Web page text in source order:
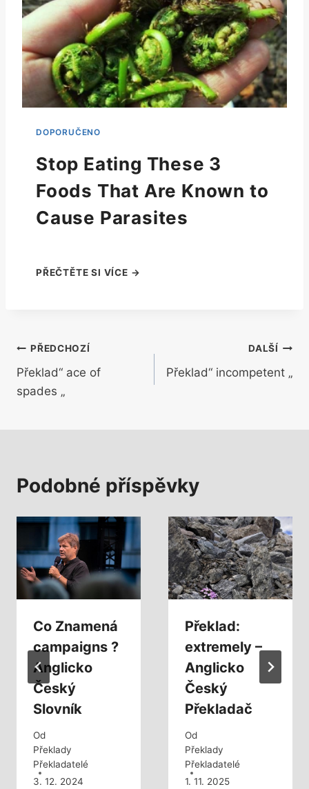
Stop Eating These 3
Foods That Are Known to
Cause Parasites
Navigace
pro
PŘEDCHOZÍ
Překlad“ ace of
spades „
DALŠÍ
Překlad“ incompetent „
Podobné příspěvky
Co Znamená
campaigns ?
Anglicko
Český
Slovník
Od
Překlady
Překladatelé
3. 12. 2024
Překlad:
extremely –
Anglicko
Český
Překladač
Od
Překlady
Překladatelé
1. 11. 2025